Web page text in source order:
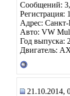
Сообщений:
Регистрация:
Адрес: Санкт-
Авто: VW
Год выпуска:
Двигатель:
21.10.2014,